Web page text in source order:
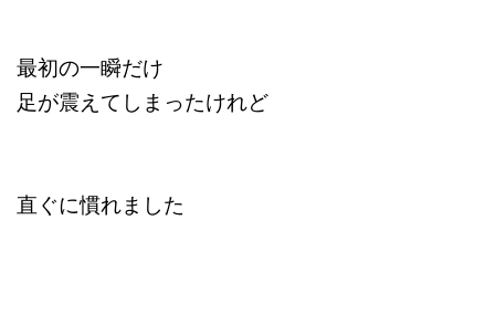
最初の一瞬だけ
足が震えてしまったけれど
直ぐに慣れました